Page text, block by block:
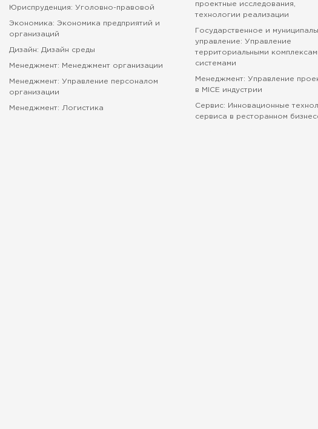
Юриспруденция: Уголовно-правовой
Экономика: Экономика предприятий и
организаций
Дизайн: Дизайн среды
Менеджмент: Менеджмент организации
Менеджмент: Управление персоналом
организации
Менеджмент: Логистика
проектные исследования,
технологии реализации
Государственное и
управление: Управление
территориальными
системами
Менеджмент: Управление
в MICE индустрии
Сервис: Инновационные
сервиса в ресторанном